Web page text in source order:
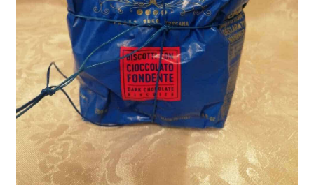
Dove Siamo
Il mio account
Le spedizioni sono sospese per tutto il mese di agosto
Spedizioni